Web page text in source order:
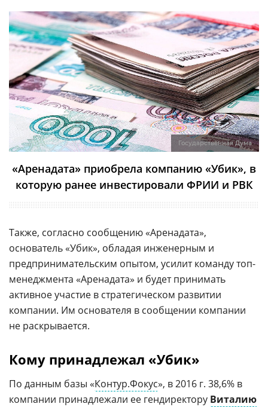
Государственная Дума
«Аренадата» приобрела компанию «Убик», в
которую ранее инвестировали ФРИИ и РВК
Также, согласно сообщению «Аренадата»,
основатель «Убик», обладая инженерным и
предпринимательским опытом, усилит команду топ-
менеджмента «Аренадата» и будет принимать
активное участие в стратегическом развитии
компании. Им основателя в сообщении компании
не раскрывается.
Кому принадлежал «Убик»
По данным базы «Контур.Фокус», в 2016 г. 38,6% в
компании принадлежали ее гендиректору Виталию